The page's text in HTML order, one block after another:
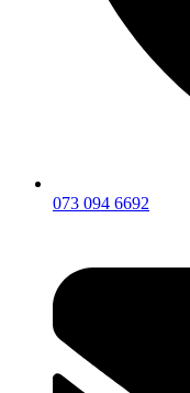
073 094 6692